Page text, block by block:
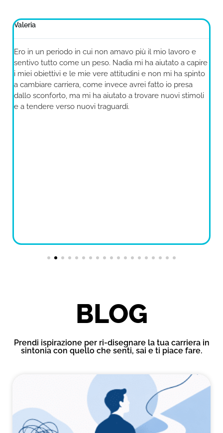
Valeria
Ero in un periodo in cui non amavo più il mio lavoro e
sentivo tutto come un peso. Nadia mi ha aiutato a capire
i miei obiettivi e le mie vere attitudini e non mi ha spinto
a cambiare carriera, come invece avrei fatto io presa
dallo sconforto, ma mi ha aiutato a trovare nuovi stimoli
e a tendere verso nuovi traguardi.
BLOG
Prendi ispirazione per ri-disegnare la tua carriera in
sintonia con quello che senti, sai e ti piace fare.